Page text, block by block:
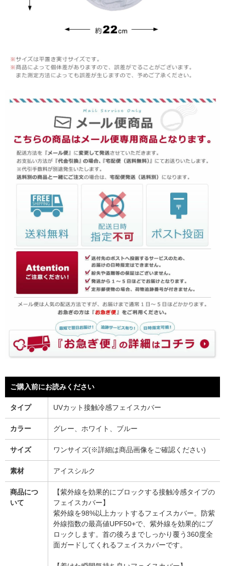
ご購入前にお読みください
タイプ UVカット接触冷感フェイスカバー
カラー グレー、ホワイト、ブルー
サイズ ワンサイズ(※詳細は商品画像をご確認ください)
素材 アイスシルク
商品につ
いて
【紫外線を効果的にブロックする接触冷感タイプの
フェイスカバー】
紫外線を98%以上カットするフェイスカバー。防紫
外線指数の最高値UPF50+で、紫外線を効果的にブ
ロックします。首の後ろまでしっかり覆う360度全
面ガードしてくれるフェイスカバーです。